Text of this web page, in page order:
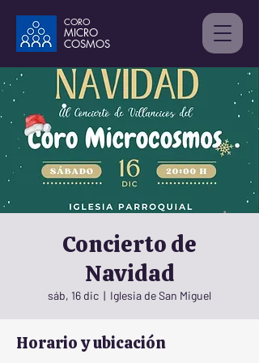
CORO
MICRO
COSMOS
Concierto de
Navidad
sáb, 16 dic
  |
Iglesia de San Miguel
Horario y ubicación